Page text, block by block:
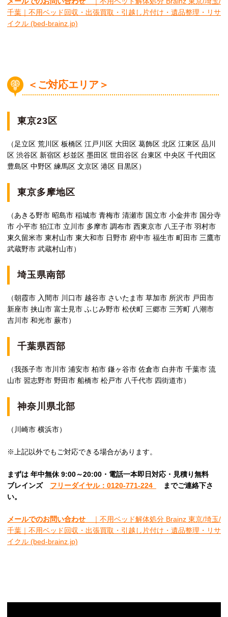
千葉｜不用ベッド回収・出張買取・引越し片付け・遺品整理・リサ
イクル (bed-brainz.jp)
＜ご対応エリア＞
東京23区
（足立区 荒川区 板橋区 江戸川区 大田区 葛飾区 北区 江東区 品川
区 渋谷区 新宿区 杉並区 墨田区 世田谷区 台東区 中央区 千代田区
豊島区 中野区 練馬区 文京区 港区 目黒区）
東京多摩地区
（あきる野市 昭島市 稲城市 青梅市 清瀬市 国立市 小金井市 国分寺
市 小平市 狛江市 立川市 多摩市 調布市 西東京市 八王子市 羽村市
東久留米市 東村山市 東大和市 日野市 府中市 福生市 町田市 三鷹市
武蔵野市 武蔵村山市）
埼玉県南部
（朝霞市 入間市 川口市 越谷市 さいたま市 草加市 所沢市 戸田市
新座市 挟山市 富士見市 ふじみ野市 松伏町 三郷市 三芳町 八潮市
吉川市 和光市 蕨市）
千葉県西部
（我孫子市 市川市 浦安市 柏市 鎌ヶ谷市 佐倉市 白井市 千葉市 流
山市 習志野市 野田市 船橋市 松戸市 八千代市 四街道市）
神奈川県北部
（川崎市 横浜市）
※上記以外でもご対応できる場合があります。
まずは 年中無休 9:00～20:00・電話一本即日対応・見積り無料
ブレインズ フリーダイヤル：0120-771-224 までご連絡下さ
い。
メールでのお問い合わせ
｜不用ベッド解体処分 Brainz 東京/埼玉/
千葉｜不用ベッド回収・出張買取・引越し片付け・遺品整理・リサ
イクル (bed-brainz.jp)